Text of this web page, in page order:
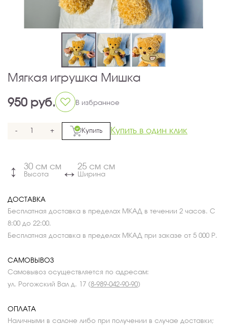
Мягкая игрушка Мишка
950 руб. В избранное
- + Купить Купить в один клик
↔ 30 см см
Высота ↔ 25 см см
Ширина
ДОСТАВКА
Бесплатная доставка в пределах МКАД в течении 2 часов. С
8:00 до 22:00.
Бесплатная доставка в пределах МКАД при заказе от 5 000 Р.
САМОВЫВОЗ
Самовывоз осуществляется по адресам:
ул. Рогожский Вал д. 17 (8-989-042-90-90)
ОПЛАТА
Наличными в салоне либо при получении в случае доставки;